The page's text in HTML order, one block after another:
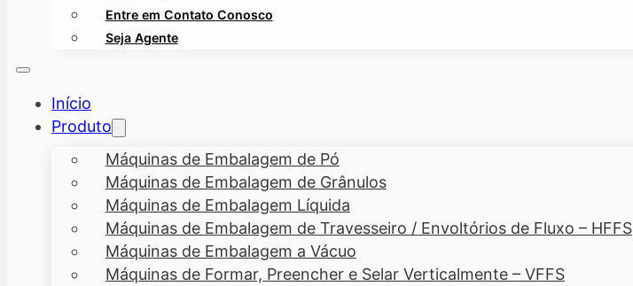
Entre em Contato Conosco
Seja Agente
Início
Produto
Máquinas de Embalagem de Pó
Máquinas de Embalagem de Grânulos
Máquinas de Embalagem Líquida
Máquinas de Embalagem de Travesseiro / Envoltórios de Fluxo – HFFS
Máquinas de Embalagem a Vácuo
Máquinas de Formar, Preencher e Selar Verticalmente – VFFS